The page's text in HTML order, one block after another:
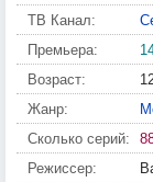
ТВ Канал:
Премьера:
Возраст:
Жанр:
Сколько серий:
Режиссер: